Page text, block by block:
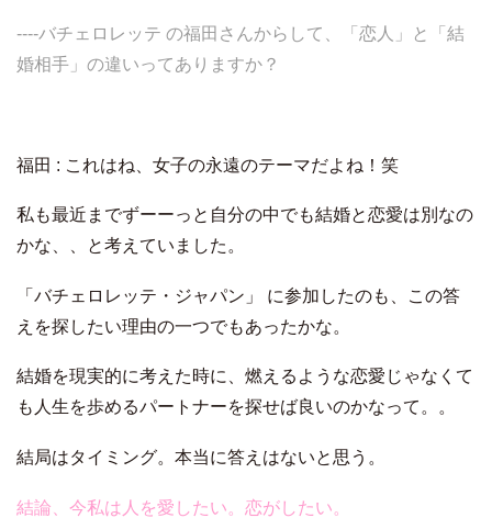
----バチェロレッテ の福田さんからして、「恋人」と「結
婚相手」の違いってありますか？
福田 : これはね、女子の永遠のテーマだよね！笑
私も最近までずーーっと自分の中でも結婚と恋愛は別なの
かな、、と考えていました。
「バチェロレッテ・ジャパン」 に参加したのも、この答
えを探したい理由の一つでもあったかな。
結婚を現実的に考えた時に、燃えるような恋愛じゃなくて
も人生を歩めるパートナーを探せば良いのかなって。。
結局はタイミング。本当に答えはないと思う。
結論、今私は人を愛したい。恋がしたい。